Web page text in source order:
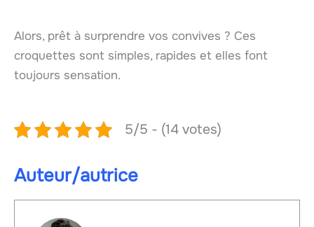
Alors, prêt à surprendre vos convives ? Ces
croquettes sont simples, rapides et elles font
toujours sensation.
5/5 - (14 votes)
Auteur/autrice